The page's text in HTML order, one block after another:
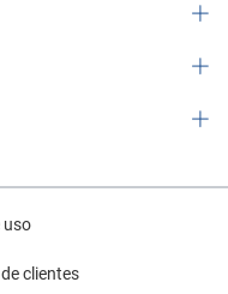
uso
clientes